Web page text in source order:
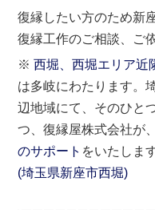
復縁したい方のため新
復縁工作のご相談、ご
※西堀、西堀エリア近
は多岐にわたります。
辺地域にて、そのひと
つ、復縁屋株式会社が
のサポート をいたしま
(埼玉県新座市西堀)